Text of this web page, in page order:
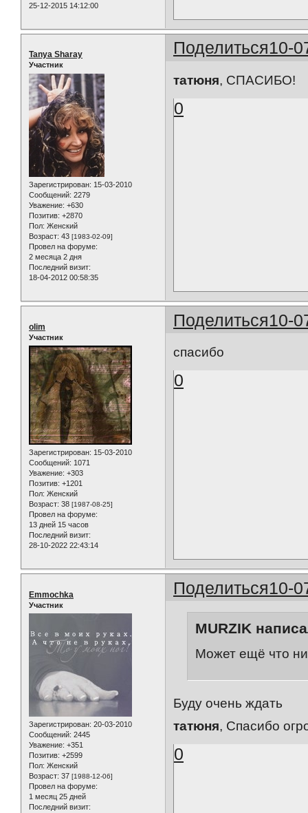
25-12-2015 14:12:00
Поделиться10-
Tanya Sharay
Участник
Зарегистрирован: 15-03-2010
Сообщений: 2279
Уважение: +630
Позитив: +2870
Пол: Женский
Возраст: 43 [1983-02-09]
Провел на форуме:
2 месяца 2 дня
Последний визит:
18-04-2012 00:58:35
татюня, СПАСИБО!
0
Поделиться10-
olim
Участник
Зарегистрирован: 15-03-2010
Сообщений: 1071
Уважение: +303
Позитив: +1201
Пол: Женский
Возраст: 38 [1987-08-25]
Провел на форуме:
13 дней 15 часов
Последний визит:
28-10-2022 22:43:14
спасибо
0
Поделиться10-
Emmochka
Участник
Зарегистрирован: 20-03-2010
Сообщений: 2445
Уважение: +351
Позитив: +2599
Пол: Женский
Возраст: 37 [1988-12-06]
Провел на форуме:
1 месяц 25 дней
Последний визит:
MURZIK
Может ещё что
Буду очень ждать
татюня, Спасибо
0